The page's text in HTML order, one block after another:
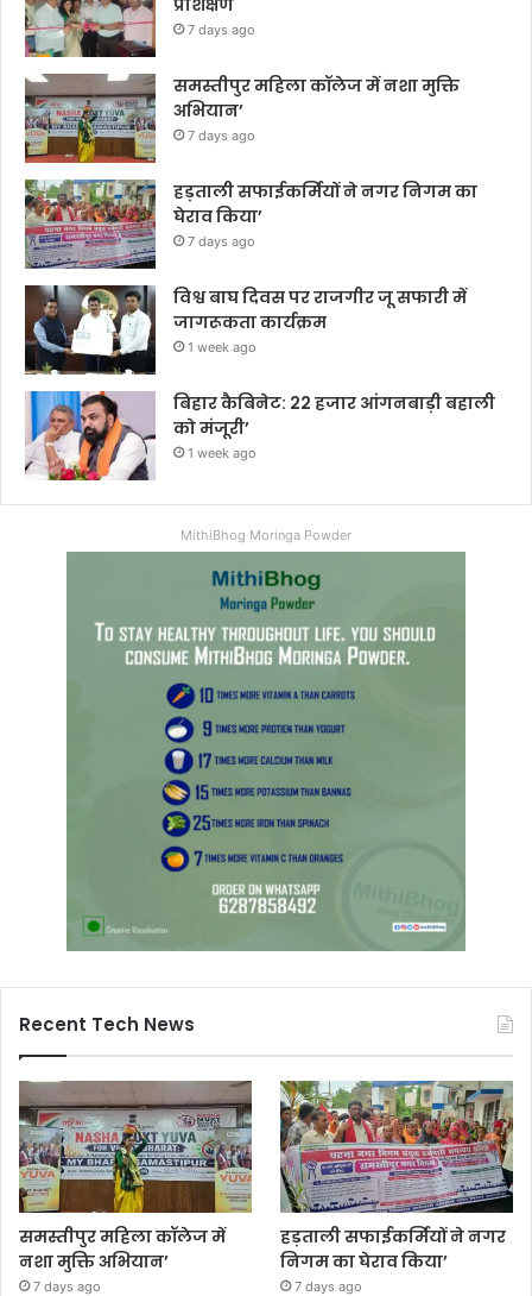
प्रशिक्षण
7 days ago
समस्तीपुर महिला कॉलेज में नशा मुक्ति
अभियान’
7 days ago
हड़ताली सफाईकर्मियों ने नगर निगम का
घेराव किया’
7 days ago
विश्व बाघ दिवस पर राजगीर जू सफारी में
जागरूकता कार्यक्रम
1 week ago
बिहार कैबिनेट: 22 हजार आंगनबाड़ी बहाली
को मंजूरी’
1 week ago
MithiBhog Moringa Powder
Recent Tech News
समस्तीपुर महिला कॉलेज में
नशा मुक्ति अभियान’
7 days ago
हड़ताली सफाईकर्मियों ने नगर
निगम का घेराव किया’
7 days ago